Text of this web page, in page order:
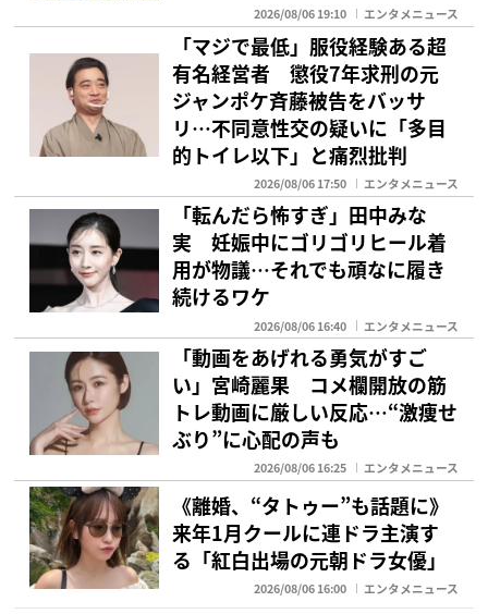
2026/08/06 19:10 エンタメニュース
「マジで最低」服役経験ある超
有名経営者 懲役7年求刑の元
ジャンポケ斉藤被告をバッサ
リ…不同意性交の疑いに「多目
的トイレ以下」と痛烈批判
2026/08/06 17:50 エンタメニュース
「転んだら怖すぎ」田中みな
実 妊娠中にゴリゴリヒール着
用が物議…それでも頑なに履き
続けるワケ
2026/08/06 16:40 エンタメニュース
「動画をあげれる勇気がすご
い」宮崎麗果 コメ欄開放の筋
トレ動画に厳しい反応…“激痩せ
ぶり”に心配の声も
2026/08/06 16:25 エンタメニュース
《離婚、“タトゥー”も話題に》
来年1月クールに連ドラ主演す
る「紅白出場の元朝ドラ女優」
2026/08/06 16:00 エンタメニュース